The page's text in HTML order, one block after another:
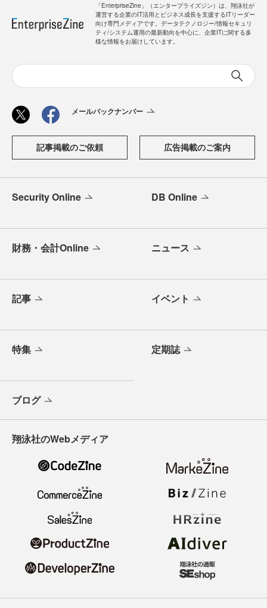
「EnterpriseZine」（エンタープライズジン）は、翔泳社が
運営する企業のIT活用とビジネス成長を支援するITリーダー
向け専門メディアです。データテクノロジー/情報セキュリ
ティ/システム運用の最新動向を中心に、企業ITに関する多
様な情報をお届けしています。
メールバックナンバー
記事掲載のご依頼 広告掲載のご案内
Security Online DB Online
財務・会計Online ニュース
記事 イベント
特集 定期誌
ブログ
翔泳社のWebメディア